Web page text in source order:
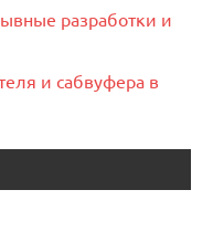
разработки и
и сабвуфера в